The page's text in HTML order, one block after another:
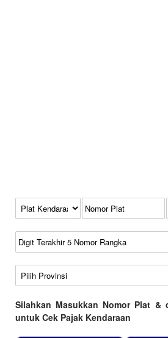
Kode Plat Kendaraan
No Plat
No Seri
No Rangka
Wilayah
Silahkan Masukkan Nomor Plat &
untuk Cek Pajak Kendaraan